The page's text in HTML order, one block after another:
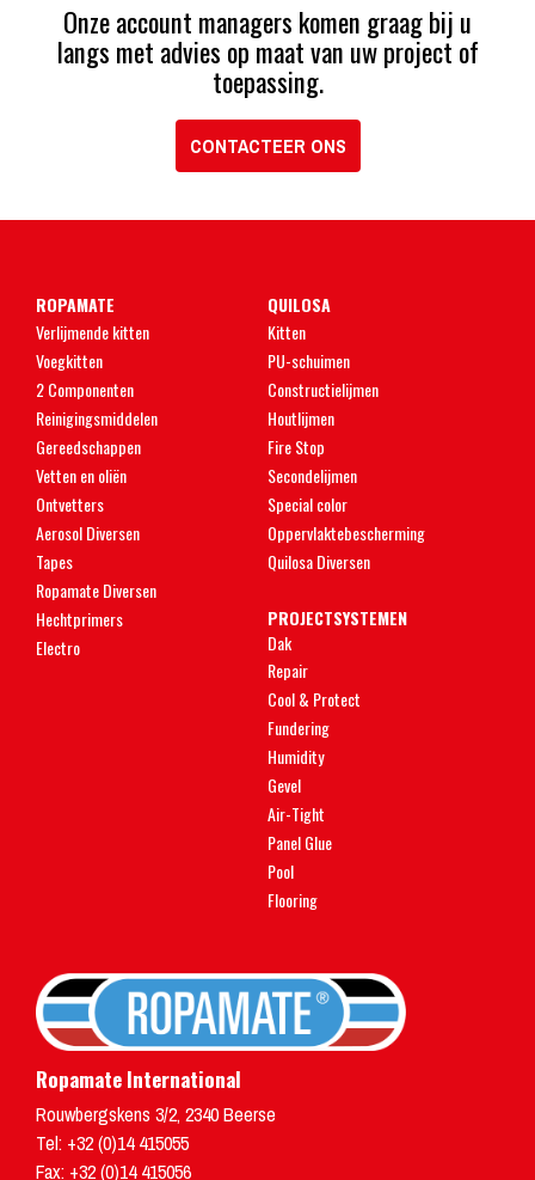
Onze account managers komen graag bij u
langs met advies op maat van uw project of
toepassing.
CONTACTEER ONS
ROPAMATE
Verlijmende kitten
Voegkitten
2 Componenten
Reinigingsmiddelen
Gereedschappen
Vetten en oliën
Ontvetters
Aerosol Diversen
Tapes
Ropamate Diversen
Hechtprimers
Electro
QUILOSA
Kitten
PU-schuimen
Constructielijmen
Houtlijmen
Fire Stop
Secondelijmen
Special color
Oppervlaktebescherming
Quilosa Diversen
PROJECTSYSTEMEN
Dak
Repair
Cool & Protect
Fundering
Humidity
Gevel
Air-Tight
Panel Glue
Pool
Flooring
Ropamate International
Rouwbergskens 3/2, 2340Beerse
Tel: +32 (0)14 415055
Fax: +32 (0)14 415056